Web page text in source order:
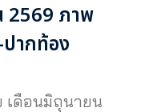
2569 ภาพ
ากท้อง
เดือนมิถุนายน